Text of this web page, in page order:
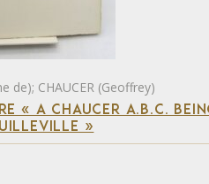
de); CHAUCER (Geoffrey)
« A CHAUCER A.B.C.
»